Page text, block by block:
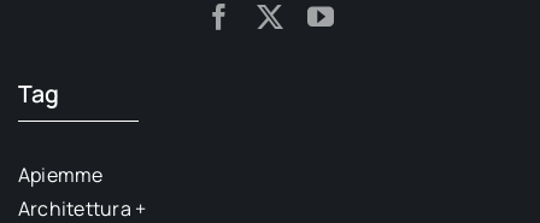
Tag
Apiemme
Architettura +